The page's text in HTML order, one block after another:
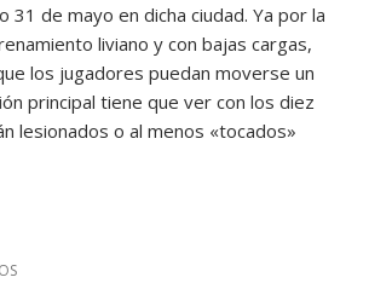
31 de mayo en dicha ciudad. Ya por la
liviano y con bajas cargas,
los jugadores puedan moverse un
principal tiene que ver con los diez
lesionados o al menos «tocados»